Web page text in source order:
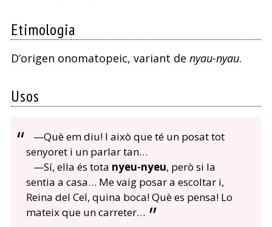
Etimologia
D’origen onomatopeic, variant de nyau-nyau.
Usos
—Què em diu! I això que té un posat tot
senyoret i un parlar tan…
—Sí, ella és tota nyeu-nyeu, però si la
sentia a casa… Me vaig posar a escoltar i,
Reina del Cel, quina boca! Què es pensa! Lo
mateix que un carreter…